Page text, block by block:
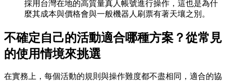
採用台灣在地的高質量真人帳號進行操作，這也是為什
麼其成本與價格會與一般機器人刷票有著天壤之別。
不確定自己的活動適合哪種方案？從常見
的使用情境來挑選
在實務上，每個活動的規則與操作難度都不盡相同，適合的協